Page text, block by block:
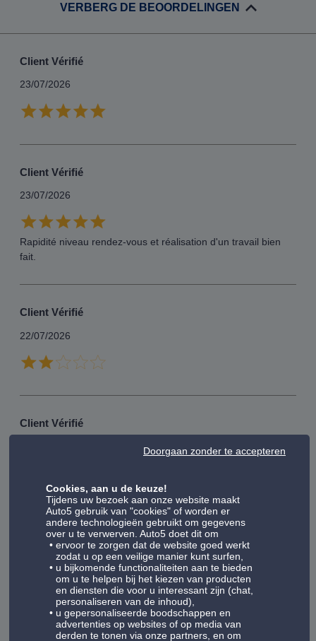
VERBERG DE BEOORDELINGEN
Client Vérifié
23/07/2026
Client Vérifié
23/07/2026
Rapidité niveau rendez-vous et réalisation d'un travail bien
fait.
Client Vérifié
22/07/2026
Client Vérifié
Personnel serviable et à l écoute. Bons produits
Client Vérifié
20/07/2026
Service client et rapidité d'éxécution pour effectuer la
réparation . De plus mon problème n'as pas été solutionné.
Cookies, aan u de keuze!
Tijdens uw bezoek aan onze website maakt
Auto5 gebruik van "cookies" of worden er
andere technologieën gebruikt om gegevens
over u te verwerven. Auto5 doet dit om
ervoor te zorgen dat de website goed werkt
zodat u op een veilige manier kunt surfen,
u bijkomende functionaliteiten aan te bieden
om u te helpen bij het kiezen van producten
en diensten die voor u interessant zijn (chat,
personaliseren van de inhoud),
u gepersonaliseerde boodschappen en
advertenties op websites of op media van
derden te tonen via onze partners, en om
Doorgaan zonder te accepteren